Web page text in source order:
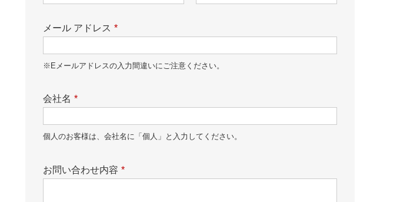
*
メール アドレス
※Eメールアドレスの入力間違いにご注意ください。
*
会社名
個人のお客様は、会社名に「個人」と入力してください。
*
お問い合わせ内容